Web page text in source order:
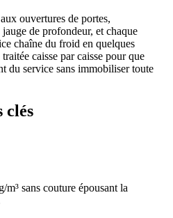
ouvertures de portes,
de profondeur, et chaque
chaîne du froid en quelques
caisse par caisse pour que
du service sans immobiliser toute
clés
sans couture épousant la